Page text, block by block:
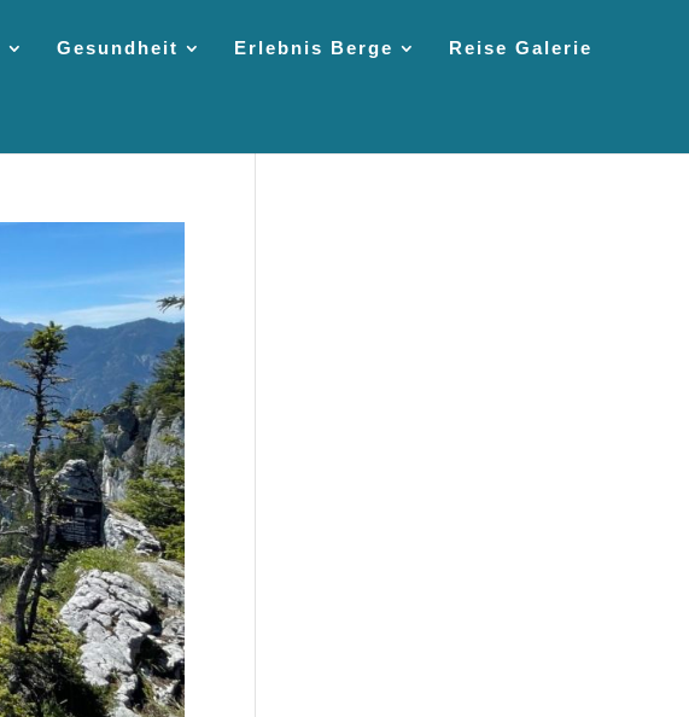
Gesundheit Erlebnis Berge Reise Galerie